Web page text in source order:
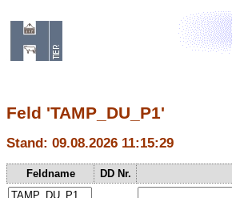
Feld 'TAMP_DU_P1'
Stand: 09.08.2026 11:15:29
Feldname DD Nr.